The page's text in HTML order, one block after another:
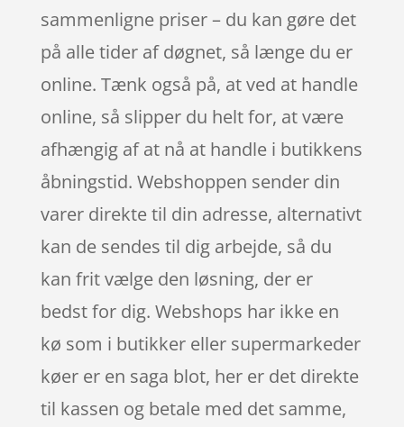
sammenligne priser – du kan gøre det
på alle tider af døgnet, så længe du er
online. Tænk også på, at ved at handle
online, så slipper du helt for, at være
afhængig af at nå at handle i butikkens
åbningstid. Webshoppen sender din
varer direkte til din adresse, alternativt
kan de sendes til dig arbejde, så du
kan frit vælge den løsning, der er
bedst for dig. Webshops har ikke en
kø som i butikker eller supermarkeder
køer er en saga blot, her er det direkte
til kassen og betale med det samme,